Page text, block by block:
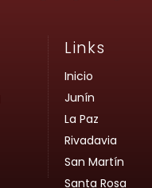
Links
Inicio
Junín
La Paz
Rivadavia
San Martín
Santa Rosa